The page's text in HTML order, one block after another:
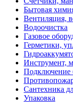
Бытовая
Вентиляция,
Водоочистка
Газовое
Герметики,
Инструмент,
Подключение
Сантехника
Упаковка